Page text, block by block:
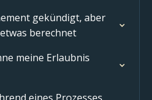
gekündigt, aber
berechnet
meine Erlaubnis